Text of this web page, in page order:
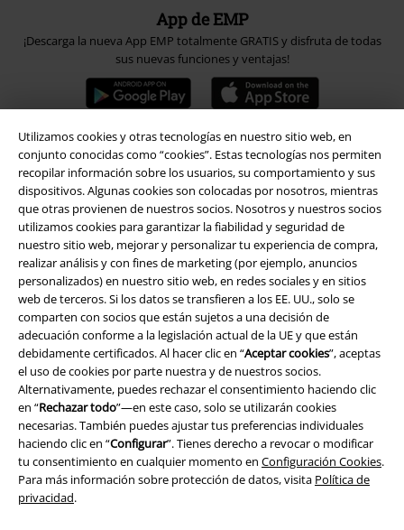
Utilizamos cookies y otras tecnologías en nuestro sitio web, en
conjunto conocidas como “cookies”. Estas tecnologías nos permiten
recopilar información sobre los usuarios, su comportamiento y sus
dispositivos. Algunas cookies son colocadas por nosotros, mientras
que otras provienen de nuestros socios. Nosotros y nuestros socios
utilizamos cookies para garantizar la fiabilidad y seguridad de
nuestro sitio web, mejorar y personalizar tu experiencia de compra,
realizar análisis y con fines de marketing (por ejemplo, anuncios
personalizados) en nuestro sitio web, en redes sociales y en sitios
web de terceros. Si los datos se transfieren a los EE. UU., solo se
comparten con socios que están sujetos a una decisión de
adecuación conforme a la legislación actual de la UE y que están
debidamente certificados. Al hacer clic en “Aceptar cookies”, aceptas
el uso de cookies por parte nuestra y de nuestros socios.
Alternativamente, puedes rechazar el consentimiento haciendo clic
en “Rechazar todo”—en este caso, solo se utilizarán cookies
necesarias. También puedes ajustar tus preferencias individuales
haciendo clic en “Configurar”. Tienes derecho a revocar o modificar
tu consentimiento en cualquier momento en Configuración Cookies.
Para más información sobre protección de datos, visita Política de
privacidad.
App de EMP
¡Descarga la nueva App EMP totalmente GRATIS y disfruta de todas
sus nuevas funciones y ventajas!
A Warner Music Group Company
Seguridad